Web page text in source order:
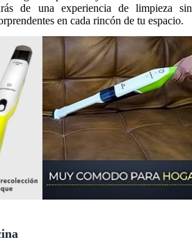
de una experiencia de limpieza sin
en cada rincón de tu espacio.